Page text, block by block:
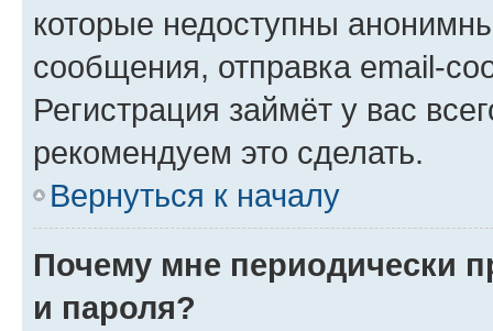
которые недоступны
сообщения, отправка email-
Регистрация займёт у вас
рекомендуем это сделать.
Вернуться к началу
Почему мне периодически
и пароля?